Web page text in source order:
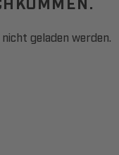
geladen werden.